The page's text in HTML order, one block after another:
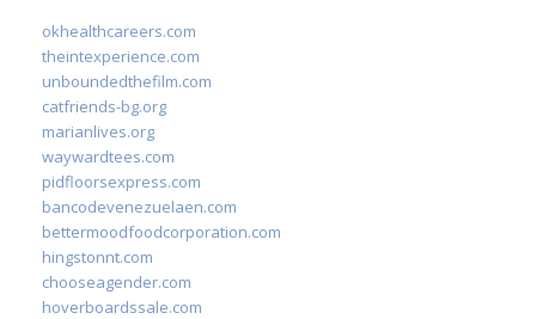
okhealthcareers.com
theintexperience.com
unboundedthefilm.com
catfriends-bg.org
marianlives.org
waywardtees.com
pidfloorsexpress.com
bancodevenezuelaen.com
bettermoodfoodcorporation.com
hingstonnt.com
chooseagender.com
hoverboardssale.com